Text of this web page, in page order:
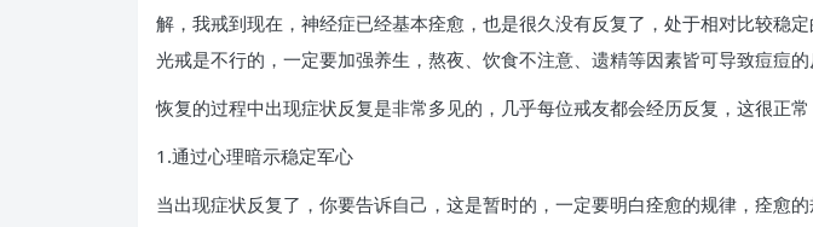
解，我戒到现在，神经症已经基本痊愈，也是很久没有反复了，处于相对比较稳
光戒是不行的，一定要加强养生，熬夜、饮食不注意、遗精等因素皆可导致痘痘的
恢复的过程中出现症状反复是非常多见的，几乎每位戒友都会经历反复，这很正
1.通过心理暗示稳定军心
当出现症状反复了，你要告诉自己，这是暂时的，一定要明白痊愈的规律，痊